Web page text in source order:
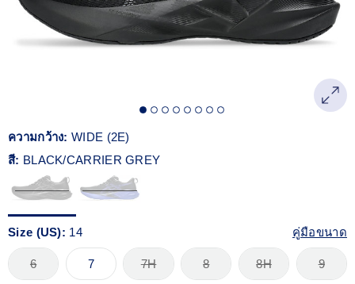
ความกว้าง: WIDE (2E)
สี: BLACK/CARRIER GREY
Size (US): 14 คู่มือขนาด
6 7 7H 8 8H 9